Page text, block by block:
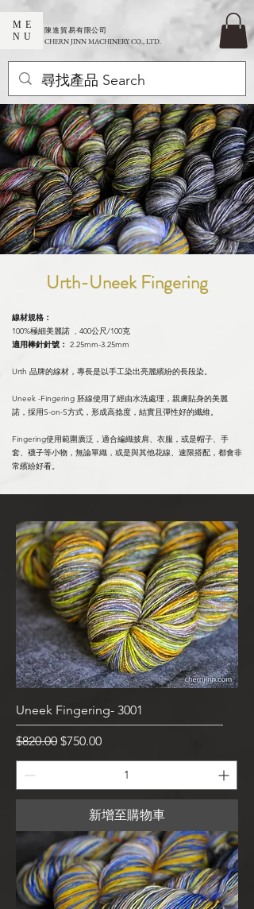
ME
NU
​陳進貿易有限公司
CHERN JINN MACHINERY CO., LTD.
Urth-Uneek Fingering
線材規格：
100%極細美麗諾 , 400公尺/100克
適用棒針針號： 2.25mm-3.25mm
Urth 品牌的線材，專長是以手工染出亮麗繽紛的長段染。
Uneek -Fingering 胚線使用了經由水洗處理，親膚貼身的美麗
諾，採用S-on-S方式，形成高捻度，結實且彈性好的纖維。
Fingering使用範圍廣泛，適合編織披肩、衣服，或是帽子、手
套、襪子等小物，無論單織，或是與其他花線、速限搭配，都會非
常繽紛好看。
Uneek Fingering- 3001
一般價格
$820.00 促銷價格
$750.00
新增至購物車